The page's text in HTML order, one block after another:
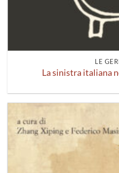
LE
La sinistra italiana